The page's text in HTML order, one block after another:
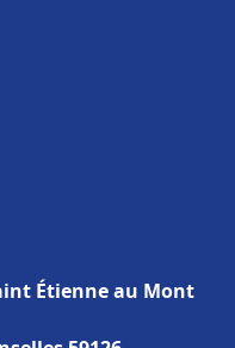
Étienne au Mont